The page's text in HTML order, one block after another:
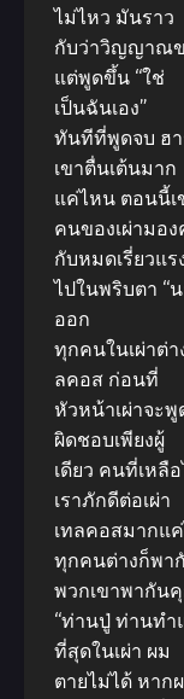
ไม่ไหว มันราว
กับว่าวิญญาณข
แต่พูดขึ้น “ใช่
เป็นฉันเอง”
ทันทีที่พูดจบ ฮ
เขาตื่นเต้นมาก
แค่ไหน ตอนนี้เ
คนของเผ่ามอง
กับหมดเรี่ยวแร
ไปในพริบตา “
ออก
ทุกคนในเผ่าต่
ลคอส ก่อนที่
หัวหน้าเผ่าจะพู
ผิดชอบเพียงผู้
เดียว คนที่เหลื
เราภักดีต่อเผ่า
เทลคอสมากแ
ทุกคนต่างก็พา
พวกเขาพากัน
“ท่านปู่ ท่านทำ
ที่สุดในเผ่า ผม
ตายไม่ได้ หาก